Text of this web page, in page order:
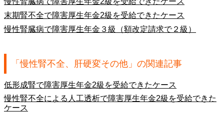
末期腎不全で障害厚生年金2級を受給できたケース
慢性腎臓病で障害厚生年金３級（額改定請求で２級）
「慢性腎不全、肝硬変その他」の関連記事
低形成腎で障害厚生年金2級を受給できたケース
慢性腎不全による人工透析で障害厚生年金2級を受給できた
ケース